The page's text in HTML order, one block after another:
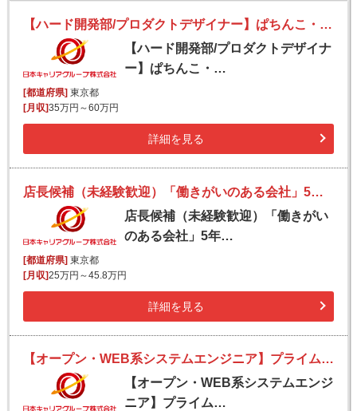
【ハード開発部/プロダクトデザイナー】ぱちんこ・スロット遊技機の筐体・盤面デザイン／外注管理業務／年間休日125日
【ハード開発部/プロダクトデザイナ
ー】ぱちんこ・…
[都道府県]東京都
[月収]35万円～60万円
詳細を見る
店長候補（未経験歓迎）「働きがいのある会社」5年連続認定／半年で店長昇格も！／本部登用あり／転勤無
店長候補（未経験歓迎）「働きがい
のある会社」5年…
[都道府県]東京都
[月収]25万円～45.8万円
詳細を見る
【オープン・WEB系システムエンジニア】プライム市場上場グループ／上流～下流案件／プライム案件豊富／リモートあり
【オープン・WEB系システムエンジ
ニア】プライム…